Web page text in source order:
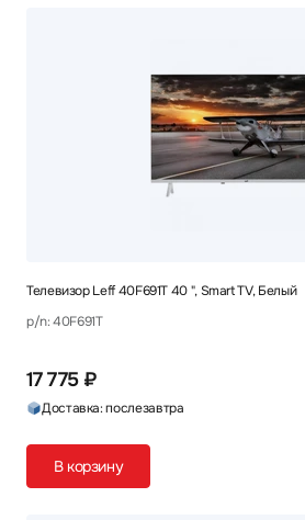
Телевизор Leff 40F691T 40 ", Smart TV, Белый
p/n: 40F691T
17 775 ₽
Доставка: послезавтра
В корзину